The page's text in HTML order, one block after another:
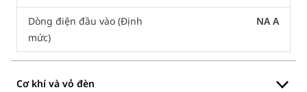
Dòng điện đầu vào (Định
mức)
NA A
Cơ khí và vỏ đèn